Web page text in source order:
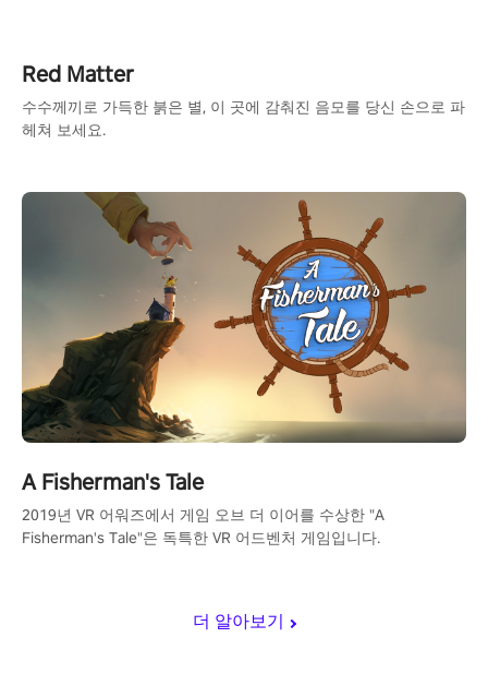
더 알아보기
Red Matter
수수께끼로 가득한 붉은 별, 이 곳에 감춰진 음모를 당신 손으로 파
헤쳐 보세요.
A Fisherman's Tale
2019년 VR 어워즈에서 게임 오브 더 이어를 수상한 "A
Fisherman's Tale"은 독특한 VR 어드벤처 게임입니다.